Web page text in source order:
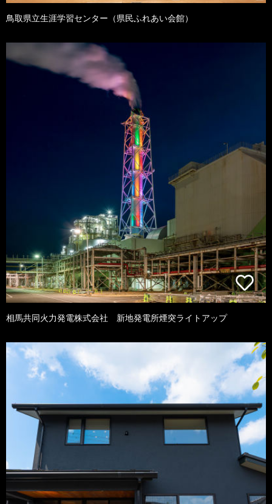
鳥取県立生涯学習センター（県民ふれあい会館）
相馬共同火力発電株式会社 新地発電所煙突ライトアップ